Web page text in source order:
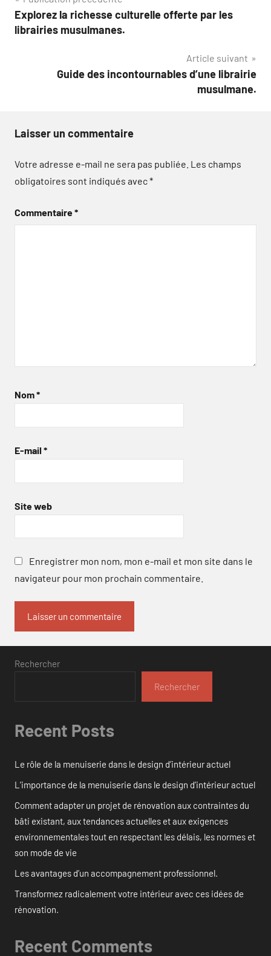
de
Explorez la richesse culturelle offerte par les
librairies musulmanes.
Article suivant
Guide des incontournables d’une librairie
musulmane.
Laisser un commentaire
Votre adresse e-mail ne sera pas publiée. Les champs
obligatoires sont indiqués avec*
Commentaire*
Nom*
E-mail *
Site web
Enregistrer mon nom, mon e-mail et mon site dans le
navigateur pour mon prochain commentaire.
Rechercher
Rechercher
Recent Posts
Le rôle de la menuiserie dans le design d’intérieur actuel
L’importance de la menuiserie dans le design d’intérieur actuel
Comment adapter un projet de rénovation aux contraintes du
bâti existant, aux tendances actuelles et aux exigences
environnementales tout en respectant les délais, les normes et
son mode de vie
Les avantages d’un accompagnement professionnel.
Transformez radicalement votre intérieur avec ces idées de
rénovation.
Recent Comments